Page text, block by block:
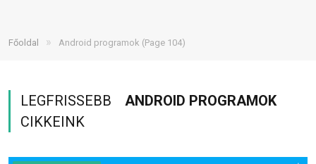
Főoldal » Android programok (Page 104)
LEGFRISSEBB
ANDROID PROGRAMOK
CIKKEINK